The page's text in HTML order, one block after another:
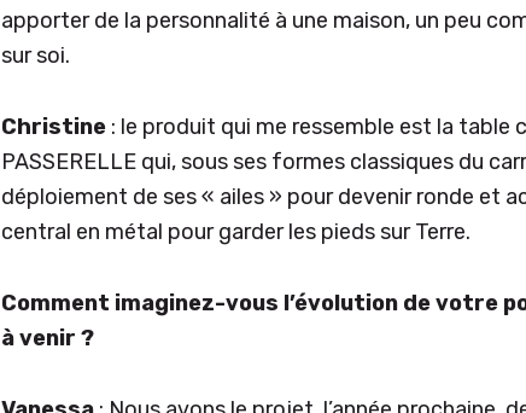
apporter de la personnalité à une maison, un peu
sur soi.
Christine : le produit qui me ressemble est la table
PASSERELLE qui, sous ses formes classiques du
déploiement de ses « ailes » pour devenir ronde et
central en métal pour garder les pieds sur Terre.
Comment imaginez-vous l’évolution de votre
à venir ?